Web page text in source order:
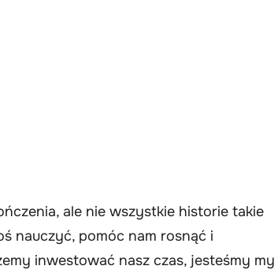
ale nie wszystkie historie takie
nauczyć, pomóc nam rosnąć i
inwestować nasz czas, jesteśmy my